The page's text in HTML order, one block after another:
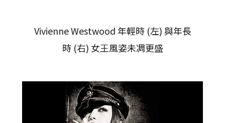
Vivienne Westwood 年輕時 (左) 與年長
時 (右) 女王風姿未凋更盛